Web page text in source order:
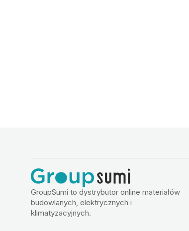
GroupSumi to dystrybutor online materiałów
budowlanych, elektrycznych i
klimatyzacyjnych.